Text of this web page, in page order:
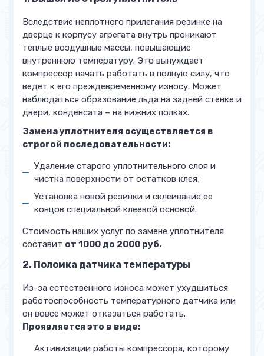
Вследствие неплотного прилегания резинке на
дверце к корпусу агрегата внутрь проникают
теплые воздушные массы, повышающие
внутреннюю температуру. Это вынуждает
компрессор начать работать в полную силу, что
ведет к его преждевременному износу. Может
наблюдаться образование льда на задней стенке и
двери, конденсата – на нижних полках.
Замена уплотнителя осуществляется в
строгой последовательности:
Удаление старого уплотнительного слоя и
чистка поверхности от остатков клея;
Установка новой резинки и склеивание ее
концов специальной клеевой основой.
Стоимость наших услуг по замене уплотнителя
составит от 1000 до 2000 руб.
2. Поломка датчика температуры
Из-за естественного износа может ухудшиться
работоспособность температурного датчика или
он вовсе может отказаться работать.
Проявляется это в виде:
Активизации работы компрессора, которому